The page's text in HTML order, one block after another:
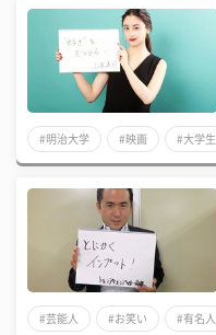
#明治大学 #映画 #大学生
#芸能人 #お笑い #有名人